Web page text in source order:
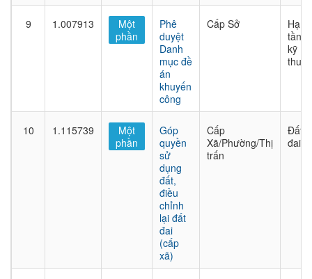
9 1.007913
Một
phần
Phê
duyệt
Danh
mục đề
án
khuyến
công
Cấp Sở
Hạ
tầng
kỹ
thuật
10 1.115739
Một
phần
Góp
quyền
sử
dụng
đất,
điều
chỉnh
lại đất
đai
(cấp
xã)
Cấp
Xã/Phường/Thị
trấn
Đất
đai